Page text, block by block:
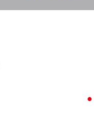
i favoriter